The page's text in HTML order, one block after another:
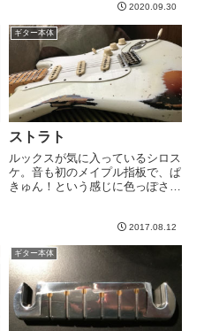
やー、興味深い。。。さて、モデ
ルごとの違いで言えば、
Custom24とマッカーティの違い
はもっとわかりやすいですね。
C...
2020.09.30
ギター本体
ストラト
ルックスが気に入っているシロス
ケ。音も初のメイプル指板で、ぱ
きゅん！という感じに色っぽさが
を弾けるようになりたいところ。
ちょっと変わったアングルで^^ジ
ャンボフレットな指板も見慣れ...
2017.08.12
ギター本体